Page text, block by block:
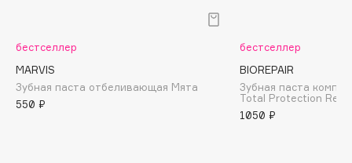
Babor
Baffy
Balmain Hair Couture
ЭКСКЛЮЗИВ
Banderas
бестселлер
MARVIS
Зубная паста отбеливающая Мята
550 ₽
бестселлер
BIOREPAIR
Зубная паста
Total Protection
1050 ₽